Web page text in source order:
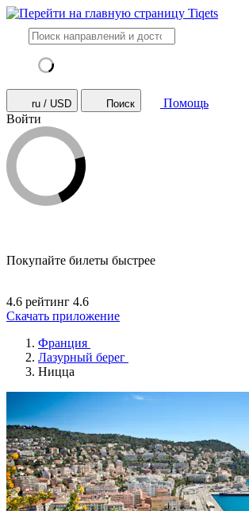
ru / USD Поиск
Помощь
Войти
Покупайте билеты быстрее
4.6 рейтинг 4.6
Скачать приложение
Франция
Лазурный берег
Ницца